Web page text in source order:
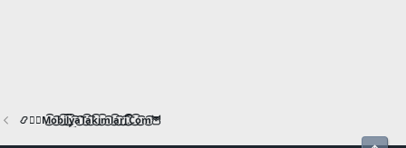
📿🧙‍♂️M͜͡o͜͡b͜͡i͜͡l͜͡y͜͡a͜͡T͜͡a͜͡k͜͡i͜͡m͜͡l͜͡a͜͡r͜͡i͜͡.͜͡C͜͡o͜͡m͜͡🦉